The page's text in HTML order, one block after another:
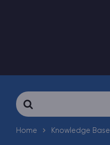
Search
For
Home Knowledge Base